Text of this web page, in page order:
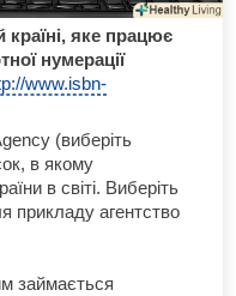
країні, яке працює
нумерації
www.isbn-
(виберіть
в якому
в світі. Виберіть
прикладу агентство
займається